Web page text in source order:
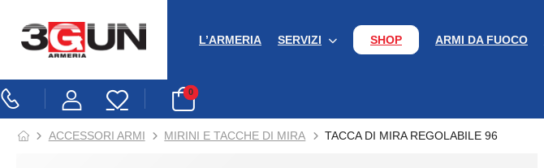
L’ARMERIA SERVIZI SHOP ARMI DA FUOCO
0
ACCESSORI ARMI MIRINI E TACCHE DI MIRA TACCA DI MIRA REGOLABILE 96